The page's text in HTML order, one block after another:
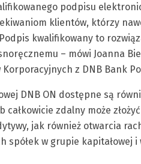
podpisu
klientów, którzy
kwalifikowany to
– mówi Joanna
z DNB Bank
DNB ON dostępne są
całkowicie zdalny może
jak również otwarcia
spółek w grupie kapitałowej